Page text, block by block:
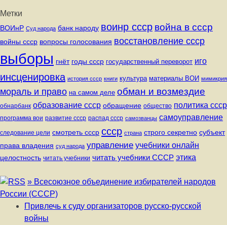
Метки
ВОИнР Суд народа банк народу воинр ссср война в ссср
войны ссср вопросы голосования восстановление ссср
выборы гнёт годы ссср государственный переворот иго
инсценировка история ссср книги культура материалы ВОИ мимикрия
мораль и право на самом деле обман и возмездие
обнарбанк образование ссср обращение общество политика ссср
программа вои развитие ссср распад ссср самозванцы самоуправление
следование цели смотреть ссср ссср страна строго секретно субъект
права владения суд народа управление учебники онлайн
целостность читать учебники читать учебники СССР этика
» Всесоюзное объединение избирателей народов
России (СССР)
Привлечь к суду организаторов русско-русской
войны